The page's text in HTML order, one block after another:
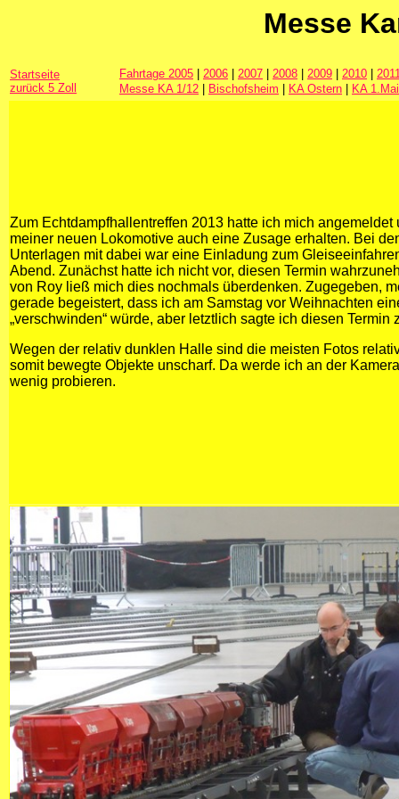
Messe K
Startseite
zurück 5 Zoll
Fahrtage 2005 2006 2007 2008 2009 2010
Messe KA 1/12
Bischofsheim KA Ostern KA 1.Mai
Zum Echtdampfhallentreffen 2013 hatte ich mich angemeldet
meiner neuen Lokomotive auch eine Zusage erhalten. Bei
Unterlagen mit dabei war eine Einladung zum
Abend. Zunächst hatte ich nicht vor, diesen Termin
von Roy ließ mich dies nochmals überdenken. Zugegeben,
gerade begeistert, dass ich am Samstag vor Weihnachten
„verschwinden“ würde, aber letztlich sagte ich diesen Termin
Wegen der relativ dunklen Halle sind die meisten Fotos
somit bewegte Objekte unscharf. Da werde ich an der
wenig probieren.